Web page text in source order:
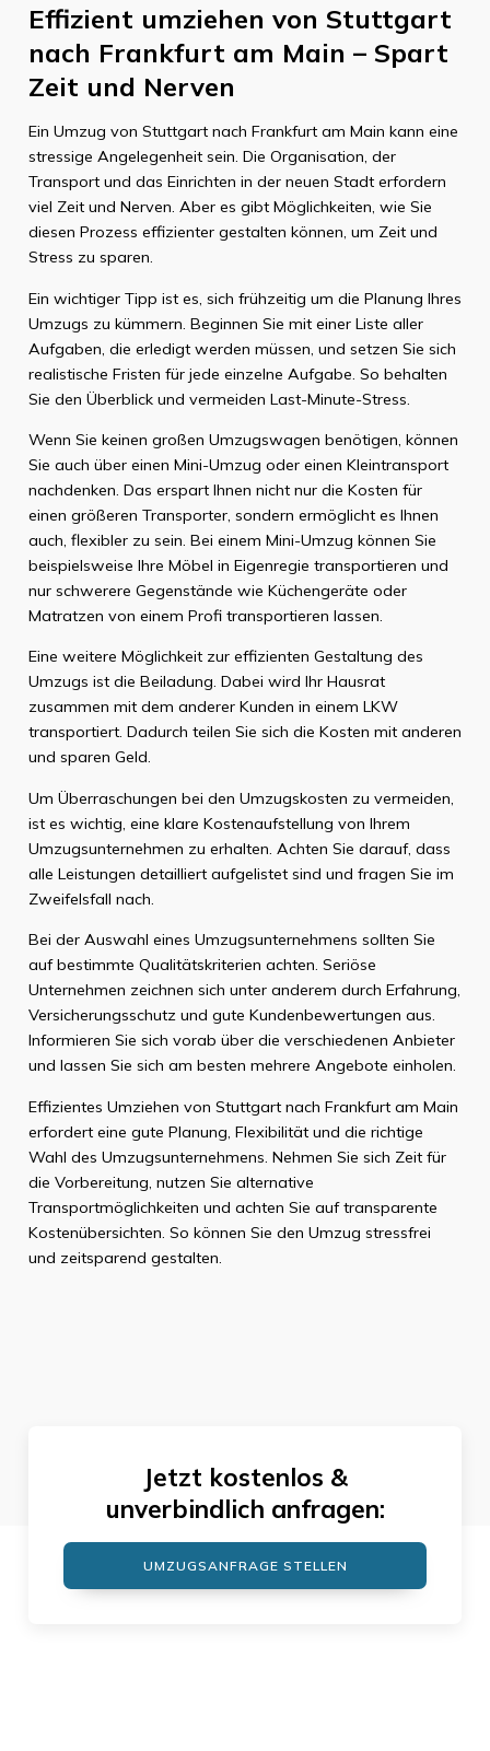
Effizient umziehen von Stuttgart
nach Frankfurt am Main – Spart
Zeit und Nerven
Ein Umzug von Stuttgart nach Frankfurt am Main kann eine
stressige Angelegenheit sein. Die Organisation, der
Transport und das Einrichten in der neuen Stadt erfordern
viel Zeit und Nerven. Aber es gibt Möglichkeiten, wie Sie
diesen Prozess effizienter gestalten können, um Zeit und
Stress zu sparen.
Ein wichtiger Tipp ist es, sich frühzeitig um die Planung Ihres
Umzugs zu kümmern. Beginnen Sie mit einer Liste aller
Aufgaben, die erledigt werden müssen, und setzen Sie sich
realistische Fristen für jede einzelne Aufgabe. So behalten
Sie den Überblick und vermeiden Last-Minute-Stress.
Wenn Sie keinen großen Umzugswagen benötigen, können
Sie auch über einen Mini-Umzug oder einen Kleintransport
nachdenken. Das erspart Ihnen nicht nur die Kosten für
einen größeren Transporter, sondern ermöglicht es Ihnen
auch, flexibler zu sein. Bei einem Mini-Umzug können Sie
beispielsweise Ihre Möbel in Eigenregie transportieren und
nur schwerere Gegenstände wie Küchengeräte oder
Matratzen von einem Profi transportieren lassen.
Eine weitere Möglichkeit zur effizienten Gestaltung des
Umzugs ist die Beiladung. Dabei wird Ihr Hausrat
zusammen mit dem anderer Kunden in einem LKW
transportiert. Dadurch teilen Sie sich die Kosten mit anderen
und sparen Geld.
Um Überraschungen bei den Umzugskosten zu vermeiden,
ist es wichtig, eine klare Kostenaufstellung von Ihrem
Umzugsunternehmen zu erhalten. Achten Sie darauf, dass
alle Leistungen detailliert aufgelistet sind und fragen Sie im
Zweifelsfall nach.
Bei der Auswahl eines Umzugsunternehmens sollten Sie
auf bestimmte Qualitätskriterien achten. Seriöse
Unternehmen zeichnen sich unter anderem durch Erfahrung,
Versicherungsschutz und gute Kundenbewertungen aus.
Informieren Sie sich vorab über die verschiedenen Anbieter
und lassen Sie sich am besten mehrere Angebote einholen.
Effizientes Umziehen von Stuttgart nach Frankfurt am Main
erfordert eine gute Planung, Flexibilität und die richtige
Wahl des Umzugsunternehmens. Nehmen Sie sich Zeit für
die Vorbereitung, nutzen Sie alternative
Transportmöglichkeiten und achten Sie auf transparente
Kostenübersichten. So können Sie den Umzug stressfrei
und zeitsparend gestalten.
Jetzt kostenlos &
unverbindlich anfragen:
UMZUGSANFRAGE STELLEN